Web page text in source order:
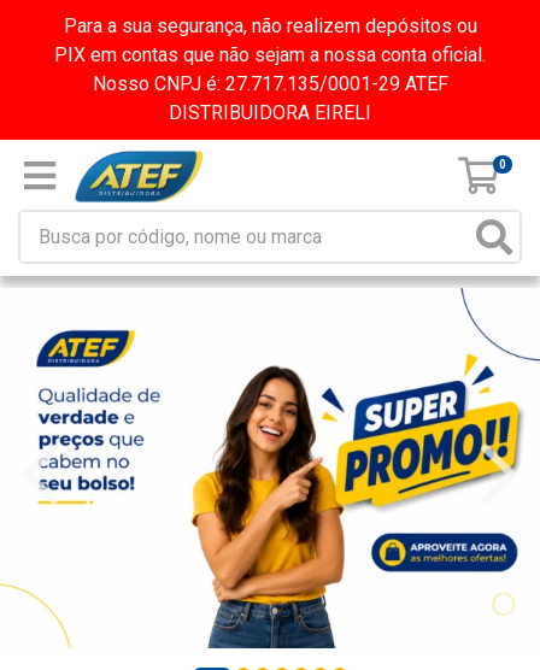
Para a sua segurança, não realizem depósitos ou
PIX em contas que não sejam a nossa conta oficial.
Nosso CNPJ é: 27.717.135/0001-29 ATEF
DISTRIBUIDORA EIRELI
0